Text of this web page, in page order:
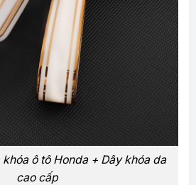
ô tô Honda + Dây khóa da
cao cấp